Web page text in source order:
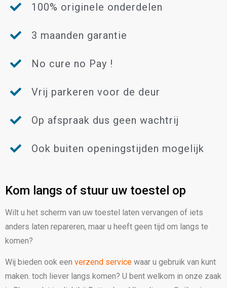
100% originele onderdelen
3 maanden garantie
No cure no Pay !
Vrij parkeren voor de deur
Op afspraak dus geen wachtrij
Ook buiten openingstijden mogelijk
Kom langs of stuur uw toestel op
Wilt u het scherm van uw toestel laten vervangen of iets
anders laten repareren, maar u heeft geen tijd om langs te
komen?
Wij bieden ook een verzend service waar u gebruik van kunt
maken. toch liever langs komen? U bent welkom in onze zaak